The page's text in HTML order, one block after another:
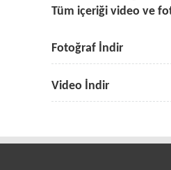
Tüm içeriği video ve
Fotoğraf İndir
Video İndir